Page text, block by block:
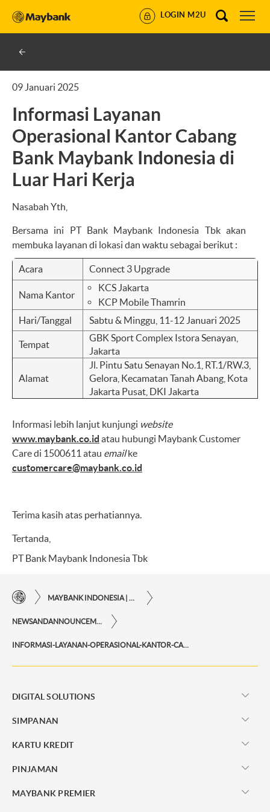
LOGIN M2U
09 Januari 2025
Informasi Layanan
Operasional Kantor Cabang
Bank Maybank Indonesia di
Luar Hari Kerja
Nasabah Yth,
Bersama ini PT Bank Maybank Indonesia Tbk akan
membuka layanan di lokasi dan waktu sebagai berikut :
Acara Connect 3 Upgrade
Nama Kantor
KCS Jakarta
KCP Mobile Thamrin
Hari/Tanggal
Sabtu & Minggu, 11-12 Januari 2025
Tempat
GBK Sport Complex Istora Senayan,
Jakarta
Alamat
Jl. Pintu Satu Senayan No.1, RT.1/RW.3,
Gelora, Kecamatan Tanah Abang, Kota
Jakarta Pusat, DKI Jakarta
Informasi lebih lanjut kunjungi website
www.maybank.co.id atau hubungi Maybank Customer
Care di 1500611 atau emailke
customercare@maybank.co.id
Terima kasih atas perhatiannya.
Tertanda,
PT Bank Maybank Indonesia Tbk
DIGITAL SOLUTIONS
SIMPANAN
KARTU KREDIT
PINJAMAN
MAYBANK PREMIER